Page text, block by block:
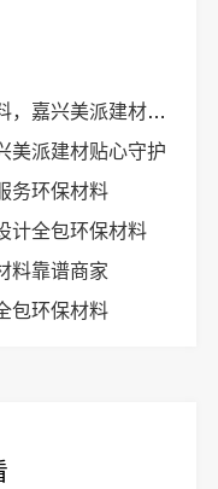
美派建材匠心整装
美派建材贴心守护
务环保材料
计全包环保材料
料靠谱商家
包环保材料